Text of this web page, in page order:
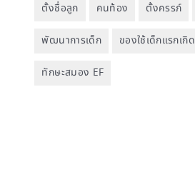
ตั้งชื่อลูก คนท้อง ตั้งครรภ์
พัฒนาการเด็ก ของใช้เด็กแรกเกิด
ทักษะสมอง EF